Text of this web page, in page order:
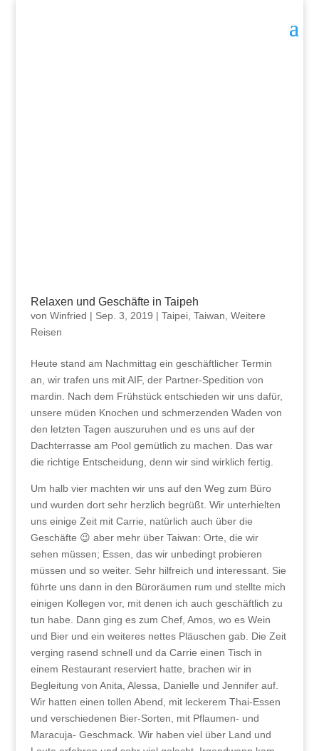
Relaxen und Geschäfte in Taipeh
von Winfried | Sep. 3, 2019 | Taipei, Taiwan Weitere
Reisen
Heute stand am Nachmittag ein geschäftlicher Termin
an, wir trafen uns mit AIF, der Partner-Spedition von
mardin. Nach dem Frühstück entschieden wir uns dafür,
unsere müden Knochen und schmerzenden Waden von
den letzten Tagen auszuruhen und es uns auf der
Dachterrasse am Pool gemütlich zu machen. Das war
die richtige Entscheidung, denn wir sind wirklich fertig.
Um halb vier machten wir uns auf den Weg zum Büro
und wurden dort sehr herzlich begrüßt. Wir unterhielten
uns einige Zeit mit Carrie, natürlich auch über die
Geschäfte 😉 aber mehr über Taiwan: Orte, die wir
sehen müssen; Essen, das wir unbedingt probieren
müssen und so weiter. Sehr hilfreich und interessant. Sie
führte uns dann in den Büroräumen rum und stellte mich
einigen Kollegen vor, mit denen ich auch geschäftlich zu
tun habe. Dann ging es zum Chef, Amos, wo es Wein
und Bier und ein weiteres nettes Pläuschen gab. Die Zeit
verging rasend schnell und da Carrie einen Tisch in
einem Restaurant reserviert hatte, brachen wir in
Begleitung von Anita, Alessa, Danielle und Jennifer auf.
Wir hatten einen tollen Abend, mit leckerem Thai-Essen
und verschiedenen Bier-Sorten, mit Pflaumen- und
Maracuja- Geschmack. Wir haben viel über Land und